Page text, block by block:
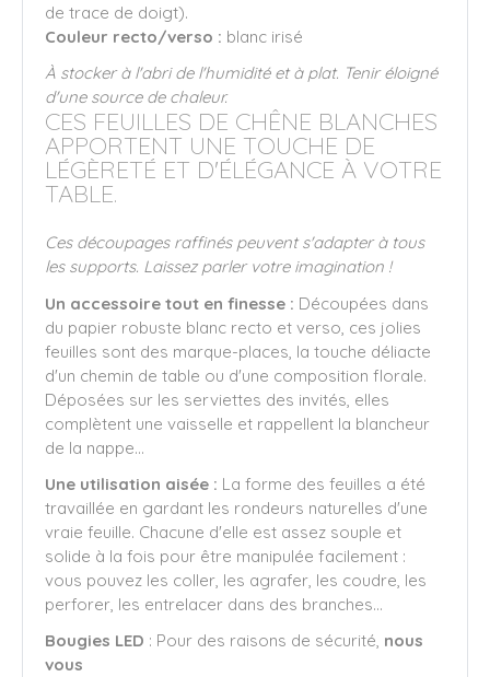
de trace de doigt).
Couleur recto/verso : blanc irisé
À stocker à l'abri de l'humidité et à plat. Tenir éloigné
d'une source de chaleur.
CES FEUILLES DE CHÊNE BLANCHES
APPORTENT UNE TOUCHE DE
LÉGÈRETÉ ET D'ÉLÉGANCE À VOTRE
TABLE.
Ces découpages raffinés peuvent s'adapter à tous
les supports. Laissez parler votre imagination !
Un accessoire tout en finesse : Découpées dans
du papier robuste blanc recto et verso, ces jolies
feuilles sont des marque-places, la touche déliacte
d'un chemin de table ou d'une composition florale.
Déposées sur les serviettes des invités, elles
complètent une vaisselle et rappellent la blancheur
de la nappe...
Une utilisation aisée : La forme des feuilles a été
travaillée en gardant les rondeurs naturelles d'une
vraie feuille. Chacune d'elle est assez souple et
solide à la fois pour être manipulée facilement :
vous pouvez les coller, les agrafer, les coudre, les
perforer, les entrelacer dans des branches...
Bougies LED : Pour des raisons de sécurité, nous
vous